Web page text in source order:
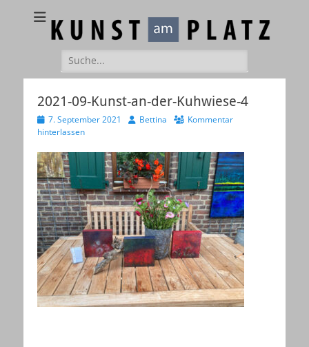
Kunst am Platz
Galerie – Atelier – Kreativ-Events
Suchen
nach:
2021-09-Kunst-an-der-Kuhwiese-4
Veröffentlicht
am
7. September 2021 AutorBettina
Kommentar
hinterlassen